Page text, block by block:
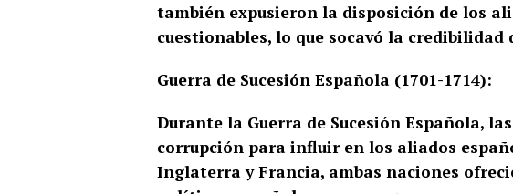
también expusieron la disposición de los
cuestionables, lo que socavó la credibilidad
Guerra de Sucesión Española (1701-1714):
Durante la Guerra de Sucesión Española,
corrupción para influir en los aliados
Inglaterra y Francia, ambas naciones